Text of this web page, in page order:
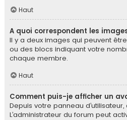
Haut
A quoi correspondent les
Il y a deux images qui peuvent
ou des blocs indiquant votre
chaque membre.
Haut
Comment puis-je afficher un
Depuis votre panneau
L’administrateur du forum peut